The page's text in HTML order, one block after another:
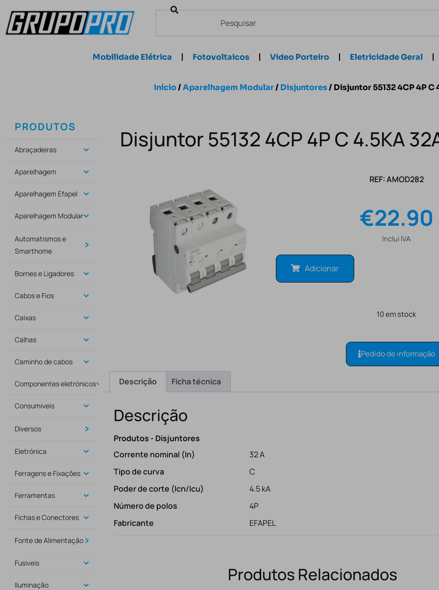
Mobilidade Elétrica Fotovoltaicos Video Porteiro Eletricidade Geral
Início/Aparelhagem Modular/ Disjuntores/ Disjuntor 55132 4CP 4P C
PRODUTOS
Abraçadeiras
Aparelhagem
Aparelhagem Efapel
Aparelhagem Modular
Automatismos e
Smarthome
Bornes e Ligadores
Cabos e Fios
Caixas
Calhas
Caminho de cabos
Componentes eletrónicos
Consumiveis
Diversos
Eletrónica
Ferragens e Fixações
Ferramentas
Fichas e Conectores
Fonte de Alimentação
Fusiveis
Iluminação
Disjuntor 55132 4CP 4P C 4.5KA
REF: AMOD282
€22.90
Inclui IVA
Adicionar
10 em stock
Pedido de informação
Descrição Ficha técnica
Descrição
Produtos - Disjuntores
Corrente nominal (In)
32 A
Tipo de curva
C
Poder de corte (Icn/Icu)
4.5 kA
Número de polos
4P
Fabricante
EFAPEL
Produtos Relacionados